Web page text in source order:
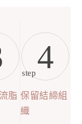
脂
step 4
保留結締組
織